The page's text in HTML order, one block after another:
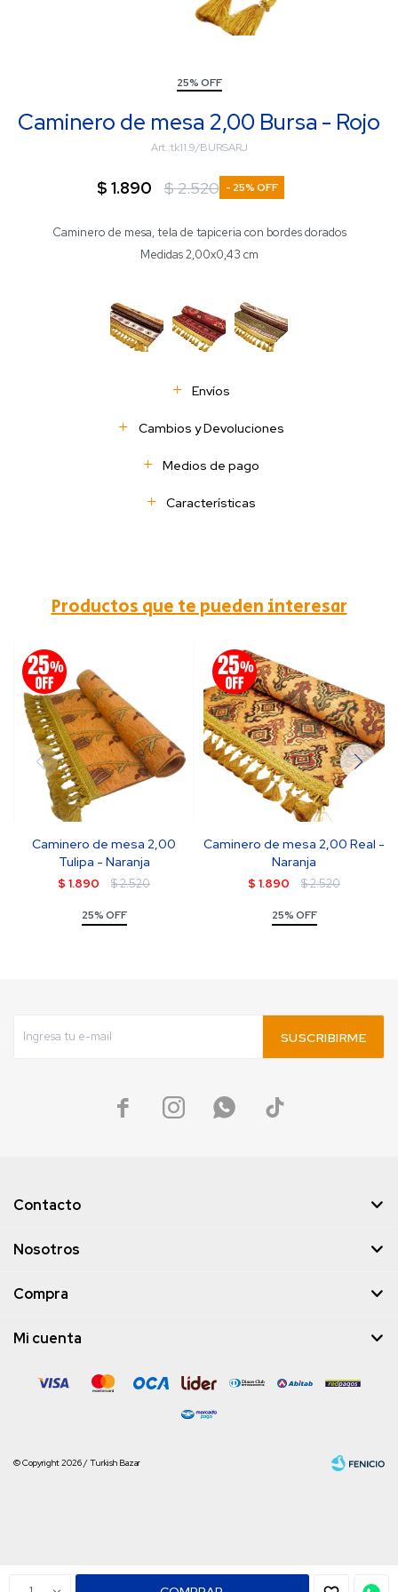
25% OFF
Caminero de mesa 2,00 Bursa - Rojo
tk11.9/BURSARJ
$ 1.890 $2.520 25
Caminero de mesa, tela de tapiceria con bordes dorados
Medidas 2,00x0,43 cm
Envíos
Cambios y Devoluciones
Medios de pago
Características
Productos que te pueden interesar
Caminero de mesa 2,00
Tulipa - Naranja
$ 1.890 $2.520
25% OFF
Caminero de mesa 2,00 Real -
Naranja
$ 1.890 $2.520
25% OFF
SUSCRIBIRME
   
Contacto
Nosotros
Compra
Mi cuenta
© Copyright 2026 / Turkish Bazar